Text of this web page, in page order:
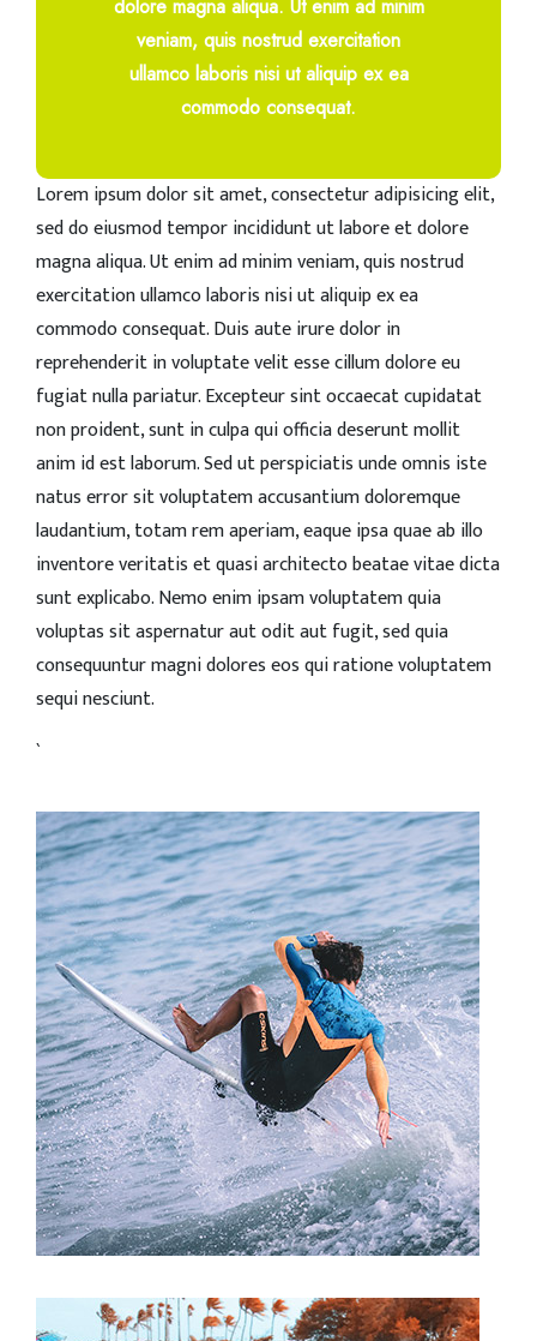
dolore magna aliqua. Ut enim ad minim
veniam, quis nostrud exercitation
ullamco laboris nisi ut aliquip ex ea
commodo consequat.
Lorem ipsum dolor sit amet, consectetur adipisicing elit,
sed do eiusmod tempor incididunt ut labore et dolore
magna aliqua. Ut enim ad minim veniam, quis nostrud
exercitation ullamco laboris nisi ut aliquip ex ea
commodo consequat. Duis aute irure dolor in
reprehenderit in voluptate velit esse cillum dolore eu
fugiat nulla pariatur. Excepteur sint occaecat cupidatat
non proident, sunt in culpa qui officia deserunt mollit
anim id est laborum. Sed ut perspiciatis unde omnis iste
natus error sit voluptatem accusantium doloremque
laudantium, totam rem aperiam, eaque ipsa quae ab illo
inventore veritatis et quasi architecto beatae vitae dicta
sunt explicabo. Nemo enim ipsam voluptatem quia
voluptas sit aspernatur aut odit aut fugit, sed quia
consequuntur magni dolores eos qui ratione voluptatem
sequi nesciunt.
`